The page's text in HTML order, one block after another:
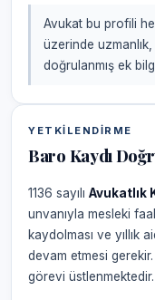
Avukat bu profili
üzerinde
doğrulanmış ek
YETKILENDIRME
Baro Kaydı
1136 sayılı Avukatlık
unvanıyla mesleki
kaydolması ve yıllık
devam etmesi
görevi üstlenmektedir.